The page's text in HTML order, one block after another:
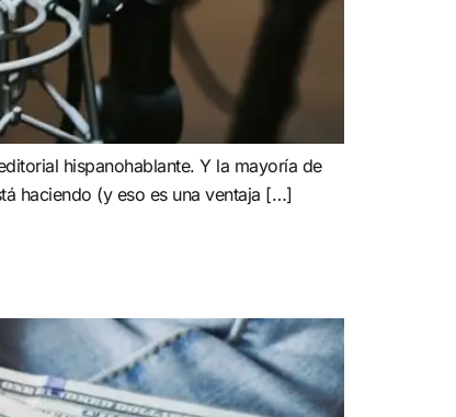
hispanohablante. Y la mayoría de
haciendo (y eso es una ventaja […]